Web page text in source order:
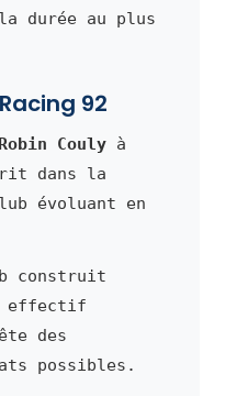
durée au plus
92
Robin Coulyà
dans la
évoluant en
construit
effectif
des
possibles.